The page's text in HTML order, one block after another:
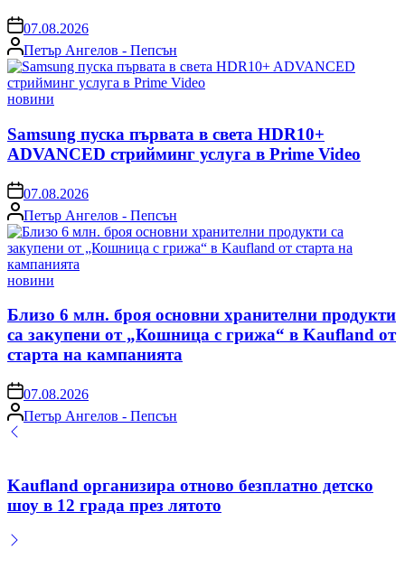
on07.08.2026
Posted
by
Петър Ангелов - Пепсън
Posted
новини
Samsung пуска първата в света HDR10+
ADVANCED стрийминг услуга в Prime Video
on07.08.2026
Posted
by
Петър Ангелов - Пепсън
Posted
новини
Близо 6 млн. броя основни хранителни продукти
са закупени от „Кошница с грижа“ в Kaufland от
старта на кампанията
on07.08.2026
Posted
by
Петър Ангелов - Пепсън
Kaufland организира отново безплатно детско
шоу в 12 града през лятото